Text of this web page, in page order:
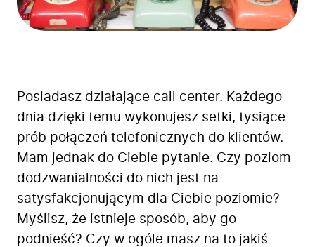
Posiadasz działające call center. Każdego
dnia dzięki temu wykonujesz setki, tysiące
prób połączeń telefonicznych do klientów.
Mam jednak do Ciebie pytanie. Czy poziom
dodzwanialności do nich jest na
satysfakcjonującym dla Ciebie poziomie?
Myślisz, że istnieje sposób, aby go
podnieść? Czy w ogóle masz na to jakiś